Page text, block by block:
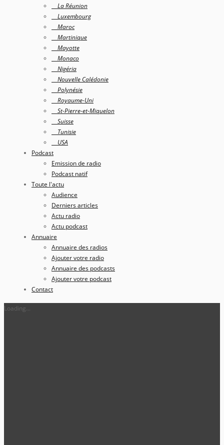
La Réunion
Luxembourg
Maroc
Martinique
Mayotte
Monaco
Nigéria
Nouvelle Calédonie
Polynésie
Royaume-Uni
St-Pierre-et-Miquelon
Suisse
Tunisie
USA
Podcast
Emission de radio
Podcast natif
Toute l'actu
Audience
Derniers articles
Actu radio
Actu podcast
Annuaire
Annuaire des radios
Ajouter votre radio
Annuaire des podcasts
Ajouter votre podcast
Contact
Loading...